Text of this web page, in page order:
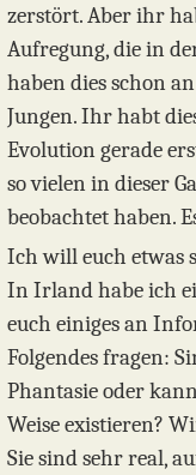
zerstört. Aber ihr
Aufregung, die in
haben dies schon
Jungen. Ihr habt
Evolution gerade
so vielen in dieser
beobachtet haben.
Ich will euch etwas
In Irland habe ich
euch einiges an
Folgendes fragen:
Phantasie oder
Weise existieren?
Sie sind sehr real,